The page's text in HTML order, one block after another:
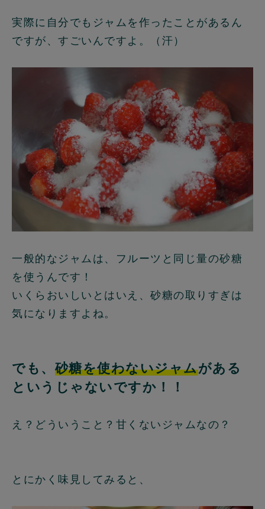
実際に自分でもジャムを作ったことがあるん
ですが、すごいんですよ。（汗）
一般的なジャムは、フルーツと同じ量の砂糖
を使うんです！
いくらおいしいとはいえ、砂糖の取りすぎは
気になりますよね。
でも、 砂糖を使わないジャムがある
というじゃないですか！！
え？どういうこと？甘くないジャムなの？
とにかく味見してみると、